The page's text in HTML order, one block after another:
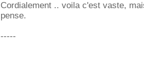
Cordialement .. voila c'est vaste,
pense.
-----